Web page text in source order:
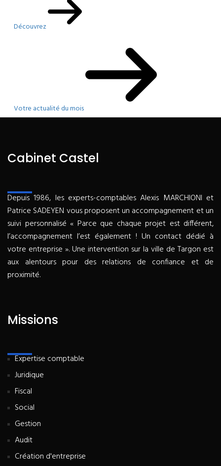
Découvrez
Votre actualité du mois
Cabinet Castel
Depuis 1986, les experts-comptables Alexis MARCHIONI et
Patrice SADEYEN vous proposent un accompagnement et un
suivi personnalisé « Parce que chaque projet est différent,
l’accompagnement l’est également ! Un contact dédié à
votre entreprise ». Une intervention sur la ville de Targon est
aux alentours pour des relations de confiance et de
proximité.
Missions
Expertise comptable
Juridique
Fiscal
Social
Gestion
Audit
Création d'entreprise